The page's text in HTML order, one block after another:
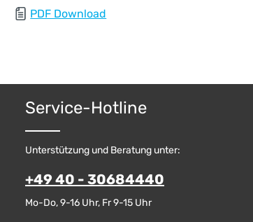
PDF Download
Service-Hotline
Unterstützung und Beratung unter:
+49 40 - 30684440
Mo-Do, 9-16 Uhr, Fr 9-15 Uhr